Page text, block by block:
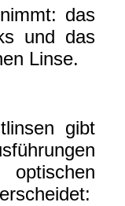
das
und das
Linse.
gibt